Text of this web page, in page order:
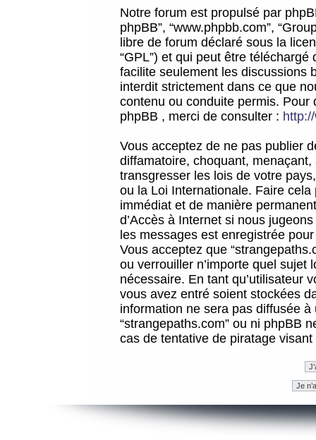
Notre forum est propulsé par
phpBB”, “www.phpbb.com”,
libre de forum déclaré sous la
“GPL”) et qui peut être téléchargé
facilite seulement les discussions
interdit strictement dans ce que
contenu ou conduite permis.
phpBB , merci de consulter :
Vous acceptez de ne pas publier
diffamatoire, choquant,
transgresser les lois de votre
ou la Loi Internationale. Faire
immédiat et de manière
d’Accès à Internet si nous
les messages est enregistrée
Vous acceptez que
ou verrouiller n’importe quel sujet
nécessaire. En tant qu’utilisateur
vous avez entré soient stockées
information ne sera pas diffusée
“strangepaths.com” ou ni phpBB
cas de tentative de piratage